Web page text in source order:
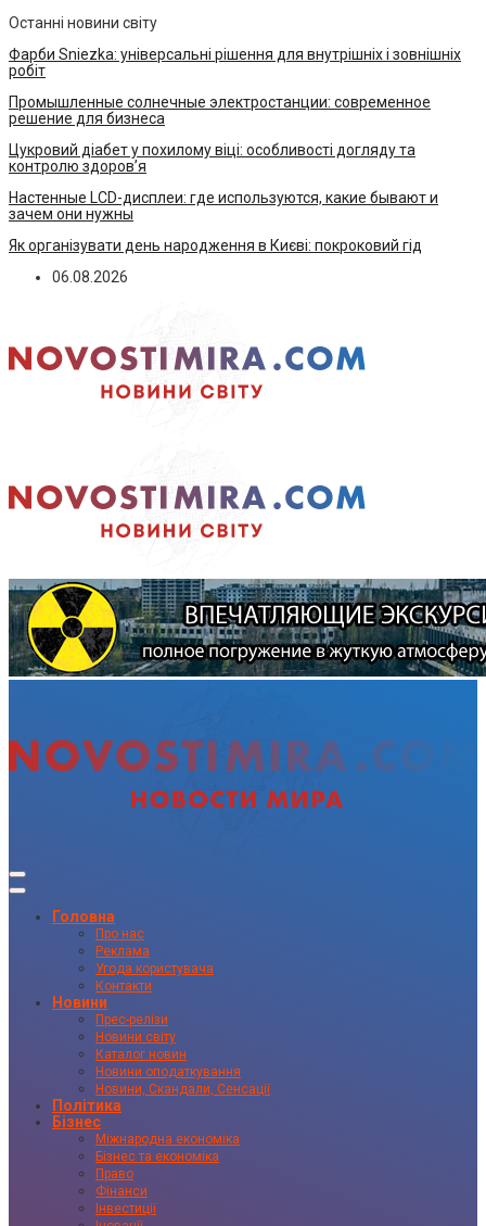
Останні новини світу
Фарби Sniezka: універсальні рішення для внутрішніх і зовнішніх
робіт
Промышленные солнечные электростанции: современное
решение для бизнеса
Цукровий діабет у похилому віці: особливості догляду та
контролю здоров’я
Настенные LCD-дисплеи: где используются, какие бывают и
зачем они нужны
Як організувати день народження в Києві: покроковий гід
06.08.2026
Головна
Про нас
Реклама
Угода користувача
Контакти
Новини
Прес-релізи
Новини світу
Каталог новин
Новини оподаткування
Новини, Скандали, Сенсації
Політика
Бізнес
Міжнародна економіка
Бізнес та економіка
Право
Фінанси
Інвестиції